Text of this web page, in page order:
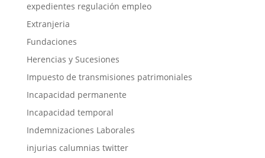
expedientes regulación empleo
Extranjeria
Fundaciones
Herencias y Sucesiones
Impuesto de transmisiones patrimoniales
Incapacidad permanente
Incapacidad temporal
Indemnizaciones Laborales
injurias calumnias twitter